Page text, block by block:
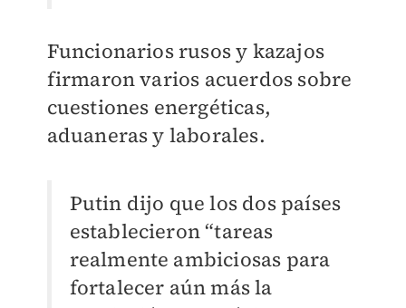
Funcionarios rusos y kazajos
firmaron varios acuerdos sobre
cuestiones energéticas,
aduaneras y laborales.
Putin dijo que los dos países
establecieron “tareas
realmente ambiciosas para
fortalecer aún más la